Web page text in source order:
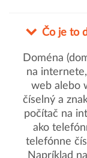
Čo je to
Doména
na
web alebo
číselný a
počítač na
ako
telefónne
Napríklad